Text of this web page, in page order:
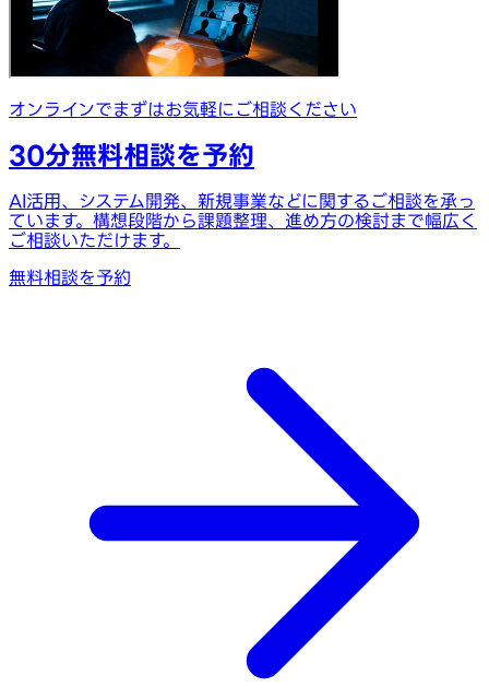
オンラインでまずはお気軽にご相談ください
30分無料相談を予約
AI活用、システム開発、新規事業などに関するご相談を承っ
ています。構想段階から課題整理、進め方の検討まで幅広く
ご相談いただけます。
無料相談を予約